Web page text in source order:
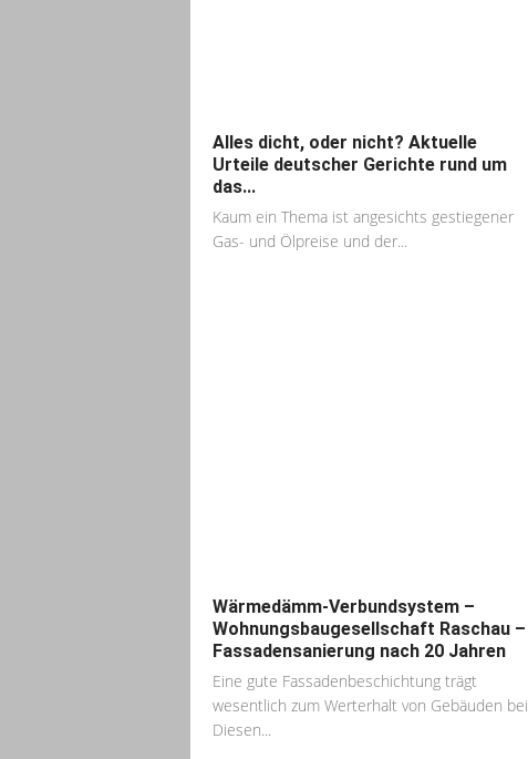
Alles dicht, oder nicht? Aktuelle
Urteile deutscher Gerichte rund um
das...
Kaum ein Thema ist angesichts gestiegener
Gas- und Ölpreise und der...
Wärmedämm-Verbundsystem –
Wohnungsbaugesellschaft Raschau –
Fassadensanierung nach 20 Jahren
Eine gute Fassadenbeschichtung trägt
wesentlich zum Werterhalt von Gebäuden
Diesen...